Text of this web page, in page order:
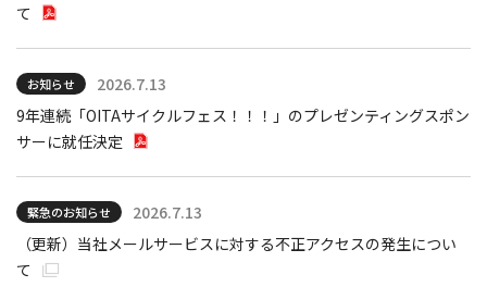
スマホ
て
お知らせ
2026.7.13
9年連続「OITAサイクルフェス！！！」のプレゼンティングスポン
サーに就任決定
緊急のお知らせ
2026.7.13
（更新）当社メールサービスに対する不正アクセスの発生につい
て